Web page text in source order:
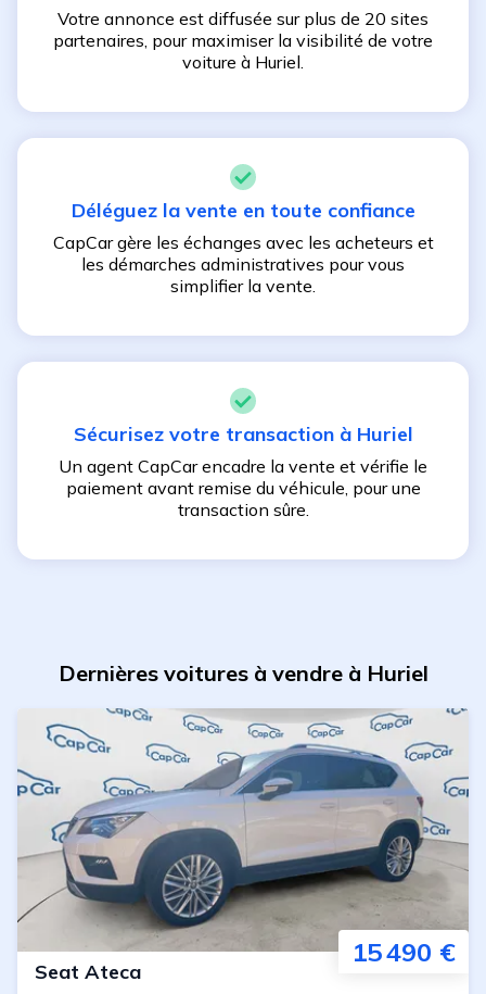
Votre annonce est diffusée sur plus de 20 sites
partenaires, pour maximiser la visibilité de votre
voiture à Huriel.
Déléguez la vente en toute confiance
CapCar gère les échanges avec les acheteurs et
les démarches administratives pour vous
simplifier la vente.
Sécurisez votre transaction à Huriel
Un agent CapCar encadre la vente et vérifie le
paiement avant remise du véhicule, pour une
transaction sûre.
Dernières voitures à vendre à Huriel
15 490 €
Seat Ateca